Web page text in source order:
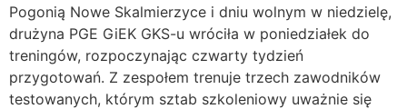
Pogonią Nowe Skalmierzyce i dniu wolnym w niedzielę,
drużyna PGE GiEK GKS-u wróciła w poniedziałek do
treningów, rozpoczynając czwarty tydzień
przygotowań. Z zespołem trenuje trzech zawodników
testowanych, którym sztab szkoleniowy uważnie się